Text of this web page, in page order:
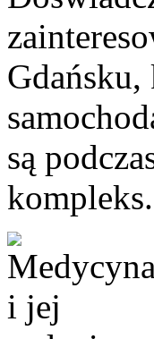
Gdańsku,
są